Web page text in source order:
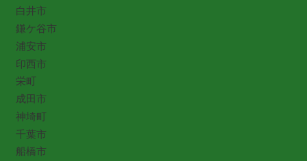
白井市
鎌ケ谷市
浦安市
印西市
栄町
成田市
神埼町
千葉市
船橋市